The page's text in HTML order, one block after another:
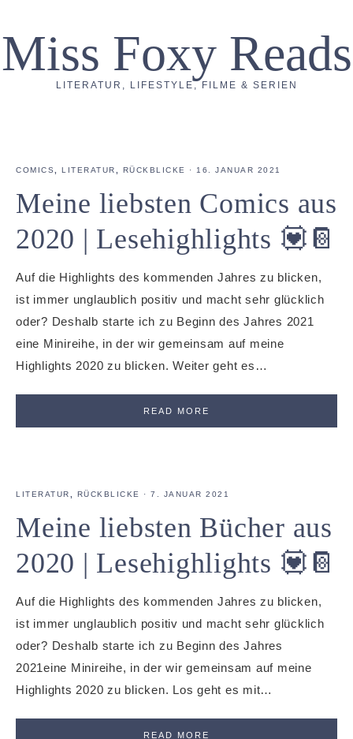
Miss Foxy Reads
LITERATUR, LIFESTYLE, FILME & SERIEN
COMICS LITERATUR RÜCKBLICKE · 16. JANUAR 2021
Meine liebsten Comics aus
2020 | Lesehighlights 💟📔
Auf die Highlights des kommenden Jahres zu blicken,
ist immer unglaublich positiv und macht sehr glücklich
oder? Deshalb starte ich zu Beginn des Jahres 2021
eine Minireihe, in der wir gemeinsam auf meine
Highlights 2020 zu blicken. Weiter geht es…
READ MORE
LITERATUR, RÜCKBLICKE · 7. JANUAR 2021
Meine liebsten Bücher aus
2020 | Lesehighlights 💟📔
Auf die Highlights des kommenden Jahres zu blicken,
ist immer unglaublich positiv und macht sehr glücklich
oder? Deshalb starte ich zu Beginn des Jahres
2021eine Minireihe, in der wir gemeinsam auf meine
Highlights 2020 zu blicken. Los geht es mit…
READ MORE